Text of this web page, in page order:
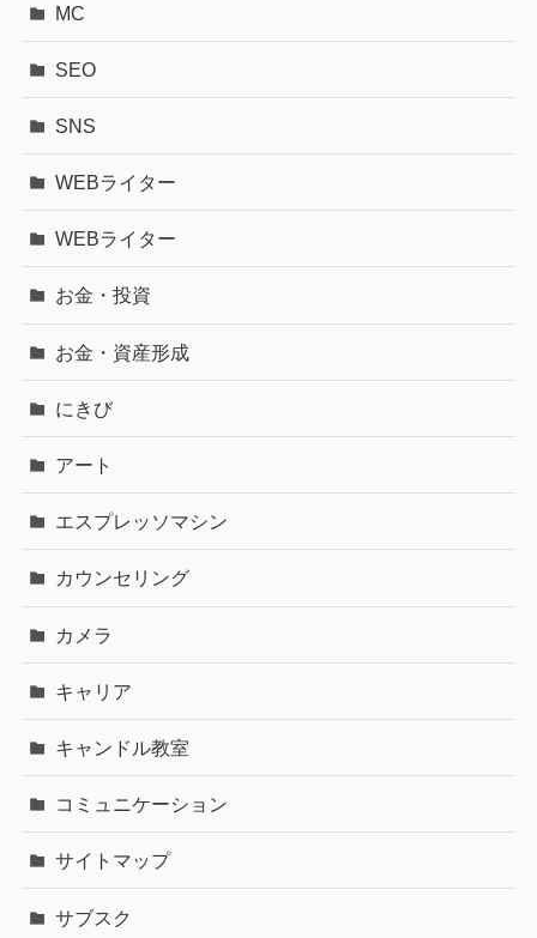
MC
SEO
SNS
WEBライター
WEBライター
お金・投資
お金・資産形成
にきび
アート
エスプレッソマシン
カウンセリング
カメラ
キャリア
キャンドル教室
コミュニケーション
サイトマップ
サブスク